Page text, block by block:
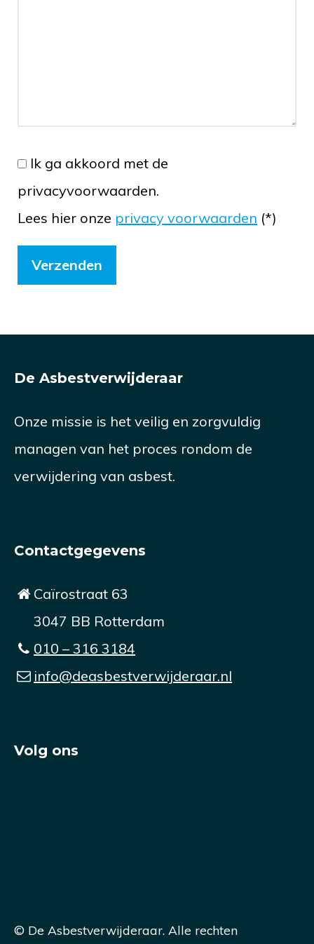
Ik ga akkoord met de
privacyvoorwaarden.
Lees hier onze privacy voorwaarden (*)
De Asbestverwijderaar
Onze missie is het veilig en zorgvuldig
managen van het proces rondom de
verwijdering van asbest.
Contactgegevens
Caïrostraat 63
3047 BB Rotterdam
010 – 316 3184
info@deasbestverwijderaar.nl
Volg ons
© De Asbestverwijderaar. Alle rechten